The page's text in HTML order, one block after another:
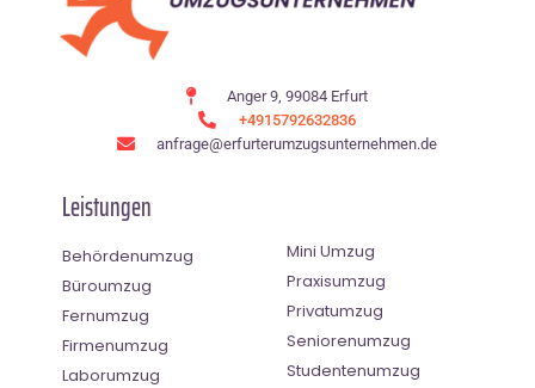
Anger 9, 99084 Erfurt
+4915792632836
anfrage@erfurterumzugsunternehmen.de
Leistungen
Behördenumzug
Büroumzug
Fernumzug
Firmenumzug
Laborumzug
Mini Umzug
Praxisumzug
Privatumzug
Seniorenumzug
Studentenumzug